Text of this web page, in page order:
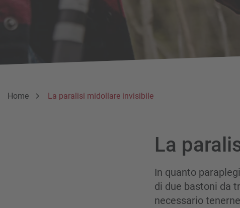
Breadcrumb
Sei qui:
Home La paralisi midollare invisibile
La
In quanto
di due bastoni da
necessario